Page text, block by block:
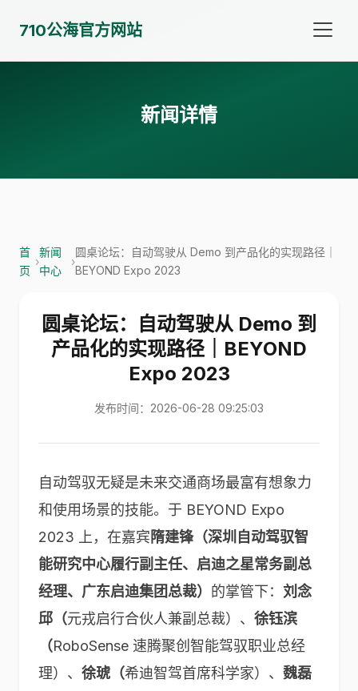
710公海官方网站
新闻详情
首
页
›
新闻
中心
›
圆桌论坛：自动驾驶从 Demo 到产品化的实现路径｜
BEYOND Expo 2023
圆桌论坛：自动驾驶从 Demo 到
产品化的实现路径｜BEYOND
Expo 2023
发布时间：2026-06-28 09:25:03
自动驾驭无疑是未来交通商场最富有想象力
和使用场景的技能。于 BEYOND Expo
2023 上，在嘉宾隋建锋（深圳自动驾驭智
能研究中心履行副主任、启迪之星常务副总
经理、广东启迪集团总裁） 的掌管下： 刘念
邱（元戎启行合伙人兼副总裁）、 徐钰滨
（RoboSense 速腾聚创智能驾驭职业总经
理）、 徐琥（希迪智驾首席科学家）、 魏磊